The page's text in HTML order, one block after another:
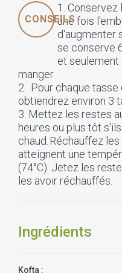
CONSEILS
1.
une fois
d'augmenter
se conserve
et seulement
manger.
2. Pour chaque tasse
obtiendrez environ 3
3. Mettez les restes
heures ou plus tôt
chaud. Réchauffez
atteignent une
(74°C). Jetez les
les avoir réchauffés.
Ingrédients
Kofta :